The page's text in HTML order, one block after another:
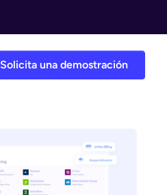
Solicita una demostración